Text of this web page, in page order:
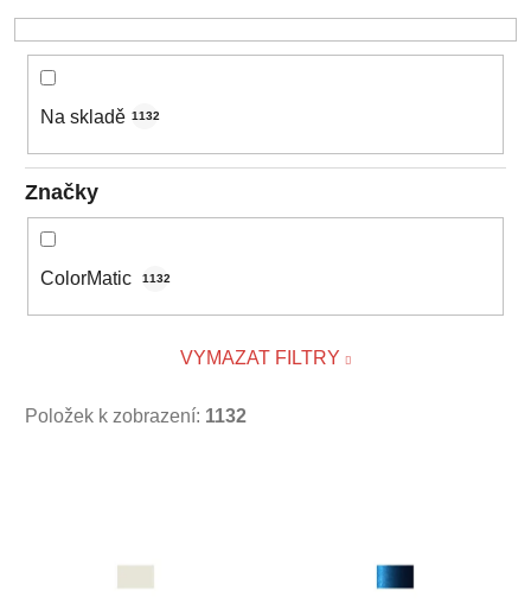
k
Na skladě 1132
Značky
ColorMatic 1132
VYMAZAT FILTRY
Položek k zobrazení: 1132